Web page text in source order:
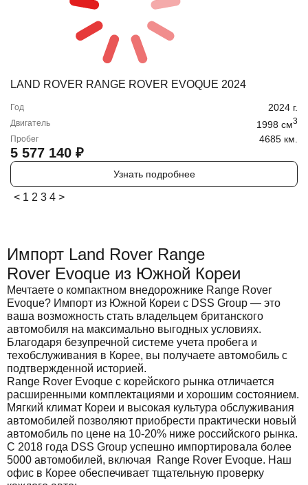
LAND ROVER RANGE ROVER EVOQUE 2024
Год 2024 г.
Двигатель 1998 cм3
Пробег 4685 км.
5 577 140 ₽
Узнать подробнее
< 1 2 3 4 >
Импорт Land Rover Range
Rover Evoque из Южной Кореи
Мечтаете о компактном внедорожнике Range Rover
Evoque? Импорт из Южной Кореи с DSS Group — это
ваша возможность стать владельцем британского
автомобиля на максимально выгодных условиях.
Благодаря безупречной системе учета пробега и
техобслуживания в Корее, вы получаете автомобиль с
подтвержденной историей.
Range Rover Evoque с корейского рынка отличается
расширенными комплектациями и хорошим состоянием.
Мягкий климат Кореи и высокая культура обслуживания
автомобилей позволяют приобрести практически новый
автомобиль по цене на 10-20% ниже российского рынка.
С 2018 года DSS Group успешно импортировала более
5000 автомобилей, включая Range Rover Evoque. Наш
офис в Корее обеспечивает тщательную проверку